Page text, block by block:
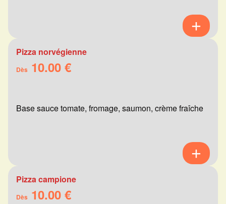
Pizza norvégienne
Dès 10.00 €
Base sauce tomate, fromage, saumon, crème fraîche
Pizza campione
Dès 10.00 €